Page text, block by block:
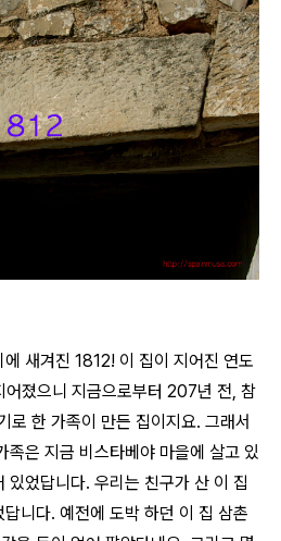
새겨진 1812! 이 집이 지어진 연도
졌으니 지금으로부터 207년 전, 참
로 한 가족이 만든 집이지요. 그래서
족은 지금 비스타베야 마을에 살고 있
있었답니다. 우리는 친구가 산 이 집
니다. 예전에 도박 하던 이 집 삼촌